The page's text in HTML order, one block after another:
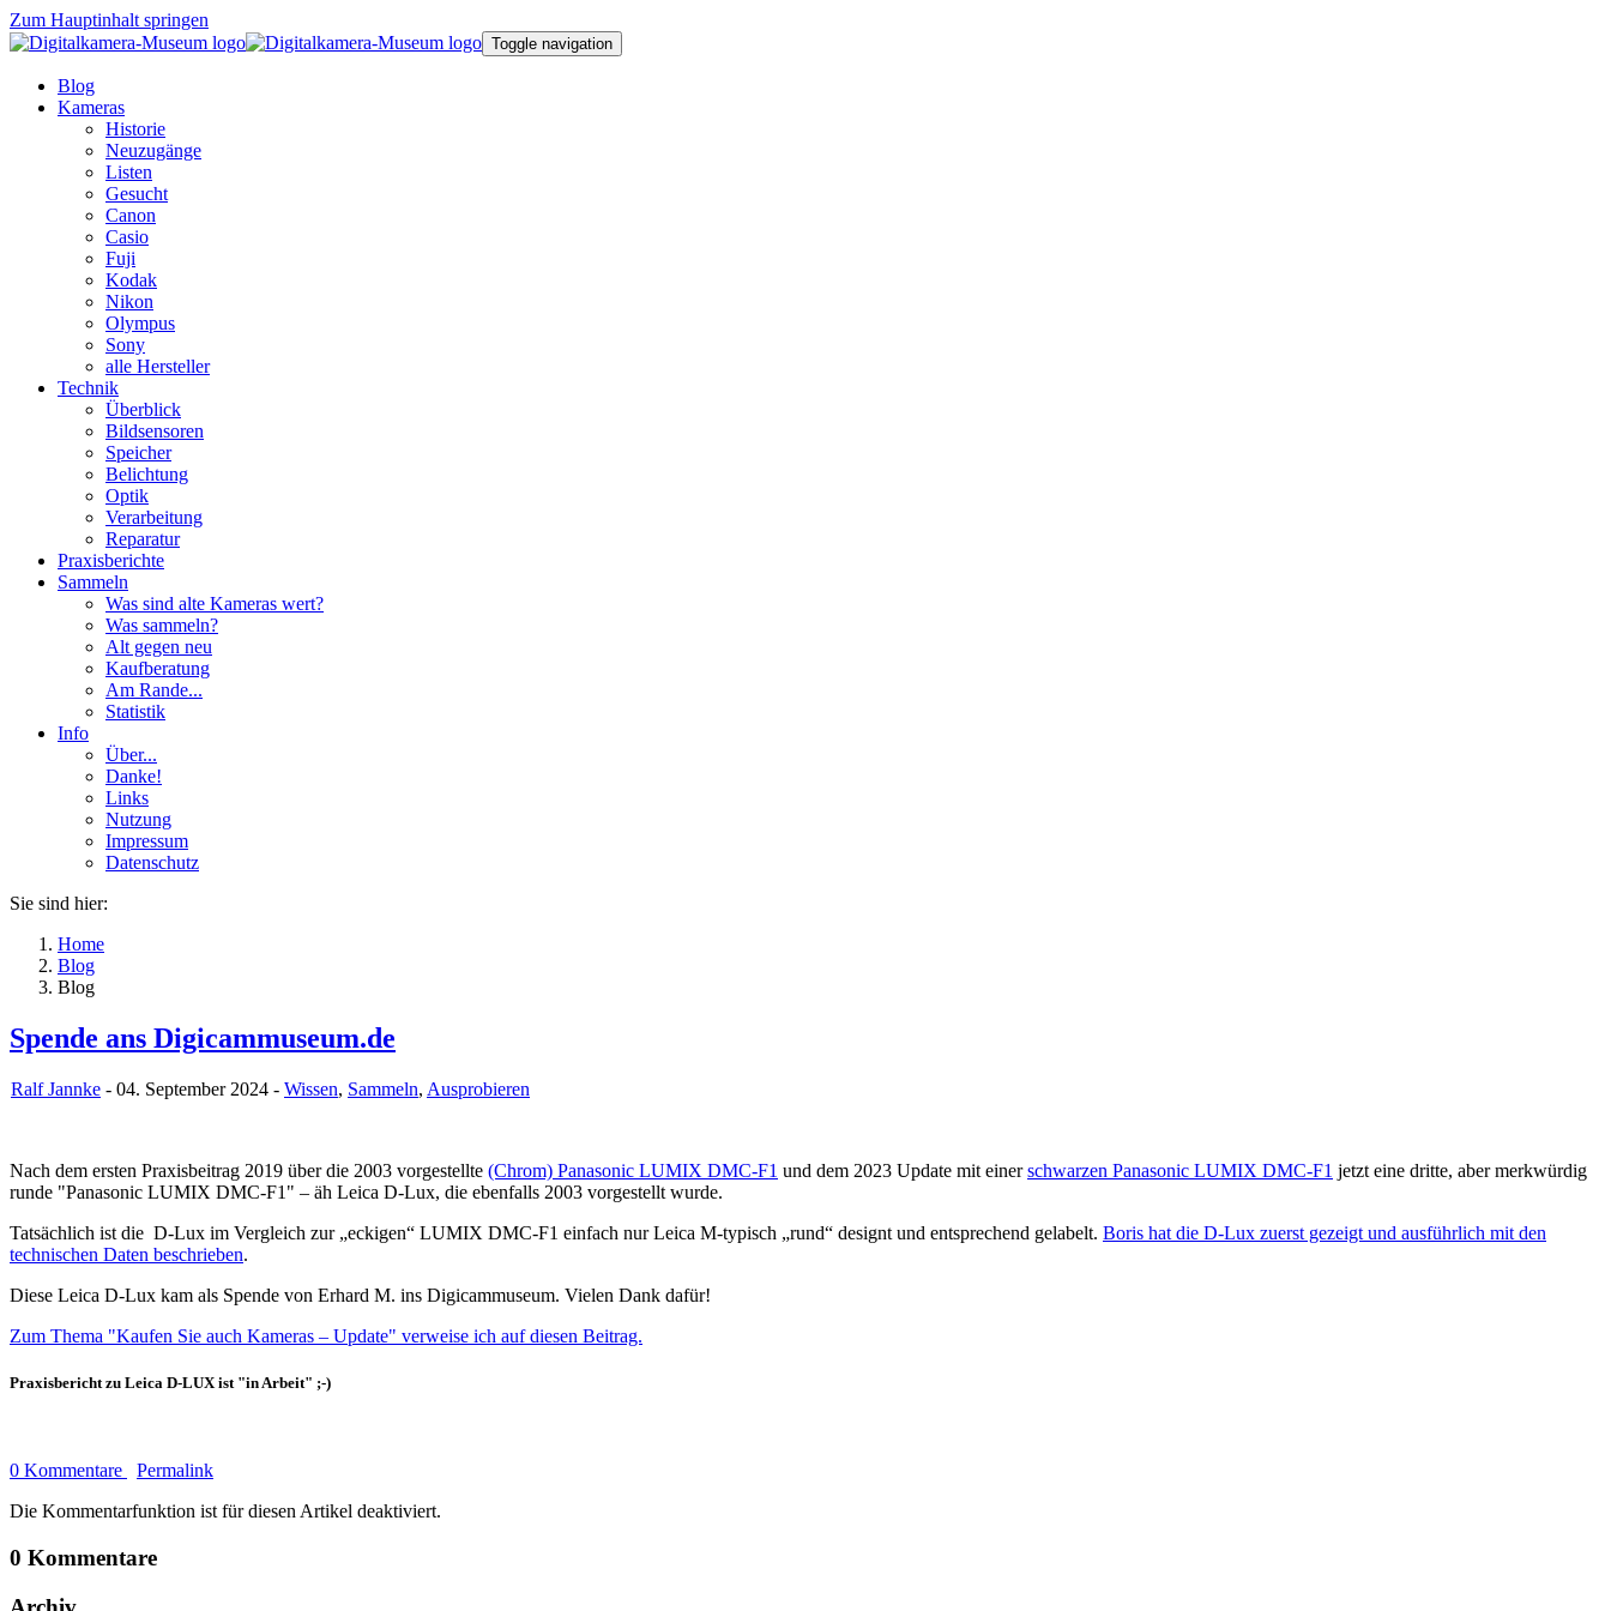
Zum Hauptinhalt springen
Toggle navigation
Blog
Kameras
Historie
Neuzugänge
Listen
Gesucht
Canon
Casio
Fuji
Kodak
Nikon
Olympus
Sony
alle Hersteller
Technik
Überblick
Bildsensoren
Speicher
Belichtung
Optik
Verarbeitung
Reparatur
Praxisberichte
Sammeln
Was sind alte Kameras wert?
Was sammeln?
Alt gegen neu
Kaufberatung
Am Rande...
Statistik
Info
Über...
Danke!
Links
Nutzung
Impressum
Datenschutz
Sie sind hier:
Home
Blog
Blog
Spende ans Digicammuseum.de
Ralf Jannke - 04. September 2024 - Wissen, Sammeln, Ausprobieren
Nach dem ersten Praxisbeitrag 2019 über die 2003 vorgestellte (Chrom) Panasonic LUMIX DMC-F1 und dem 2023 Update mit einerschwarzen Panasonic LUMIX DMC-F1 jetzt eine dritte, aber merkwürdig
runde "Panasonic LUMIX DMC-F1" – äh Leica D-Lux, die ebenfalls 2003 vorgestellt wurde.
Tatsächlich ist die D-Lux im Vergleich zur „eckigen“ LUMIX DMC-F1 einfach nur Leica M-typisch „rund“ designt und entsprechend gelabelt. Boris hat die D-Lux zuerst gezeigt und ausführlich mit den
technischen Daten beschrieben.
Diese Leica D-Lux kam als Spende von Erhard M. ins Digicammuseum. Vielen Dank dafür!
Zum Thema "Kaufen Sie auch Kameras – Update" verweise ich auf diesen Beitrag.
Praxisbericht zu Leica D-LUX ist "in Arbeit" ;-)
0 Kommentare
Permalink
Die Kommentarfunktion ist für diesen Artikel deaktiviert.
0 Kommentare